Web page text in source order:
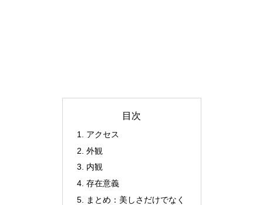
目次
アクセス
外観
内観
存在意義
まとめ：美しさだけでなく